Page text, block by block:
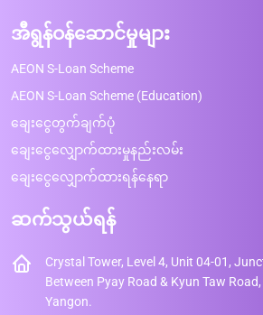
အီရွန်ဝန်ဆောင်မှုများ
AEON S-Loan Scheme
AEON S-Loan Scheme (Education)
ချေးငွေတွက်ချက်ပုံ
ချေးငွေလျှောက်ထားမှုနည်းလမ်း
ချေးငွေလျှောက်ထားရန်နေရာ
ဆက်သွယ်ရန်
Crystal Tower, Level 4, Unit 04-01,
Between Pyay Road & Kyun Taw
Yangon.